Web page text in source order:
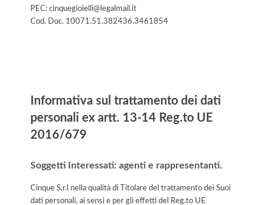
PEC: cinquegioielli@legalmail.it
Cod. Doc. 10071.51.382436.3461854
Informativa sul trattamento dei dati
personali ex artt. 13-14 Reg.to UE
2016/679
Soggetti Interessati: agenti e rappresentanti.
Cinque S.r.l nella qualità di Titolare del trattamento dei Suoi
dati personali, ai sensi e per gli effetti del Reg.to UE